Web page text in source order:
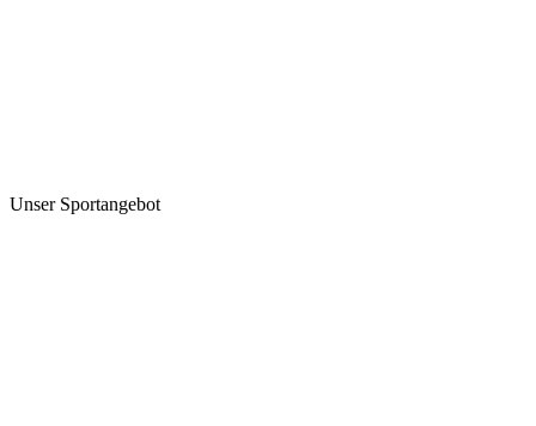
Unser Sportangebot